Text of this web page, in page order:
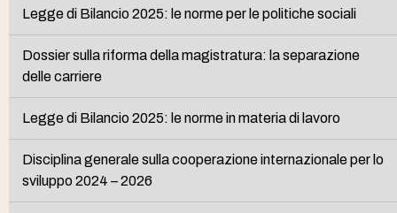
Legge di Bilancio 2025: le norme per le politiche sociali
Dossier sulla riforma della magistratura: la separazione
delle carriere
Legge di Bilancio 2025: le norme in materia di lavoro
Disciplina generale sulla cooperazione internazionale per lo
sviluppo 2024 – 2026